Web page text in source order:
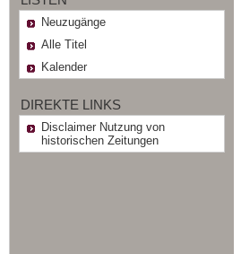
Neuzugänge
Alle Titel
Kalender
DIREKTE LINKS
Disclaimer Nutzung von
historischen Zeitungen